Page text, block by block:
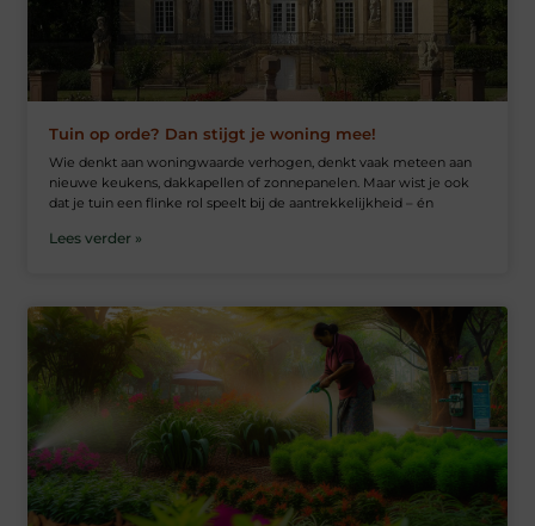
Tuin op orde? Dan stijgt je woning mee!
Wie denkt aan woningwaarde verhogen, denkt vaak meteen aan
nieuwe keukens, dakkapellen of zonnepanelen. Maar wist je ook
dat je tuin een flinke rol speelt bij de aantrekkelijkheid – én
Lees verder »